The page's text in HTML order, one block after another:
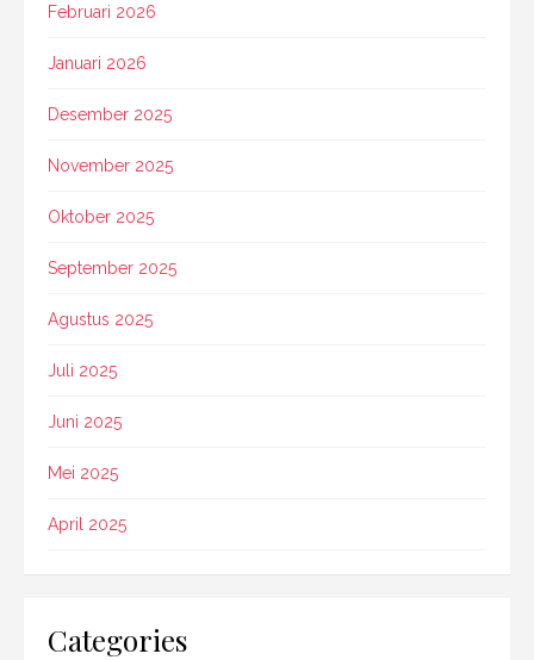
Februari 2026
Januari 2026
Desember 2025
November 2025
Oktober 2025
September 2025
Agustus 2025
Juli 2025
Juni 2025
Mei 2025
April 2025
Categories